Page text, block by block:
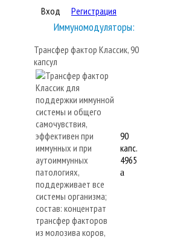
Вход Регистрация
Иммуномодуляторы:
Трансфер фактор Классик, 90
капсул
90
капс.
4965
a